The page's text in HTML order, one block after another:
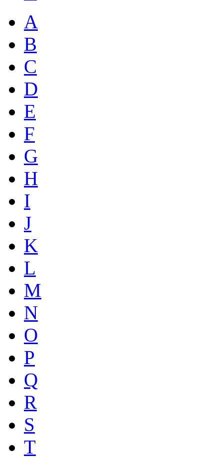
A
B
C
D
E
F
G
H
I
J
K
L
M
N
O
P
Q
R
S
T